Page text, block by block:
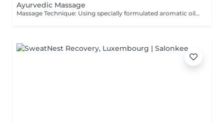
Ayurvedic Massage
Massage Technique: Using specially formulated aromatic oils, movement long stroke and massage pressure Soft to Medium. Ayurvedic massage is a light, gentle full body massage without applying pressure, but with much sweeping and stroking, which is typically done with the help of nourishing botanical oils.